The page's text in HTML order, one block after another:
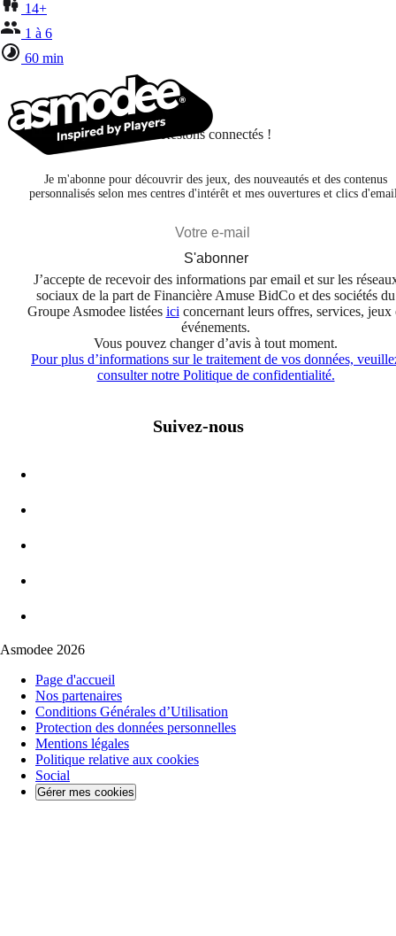
14+
1 à 6
60 min
Restons connectés !
Je m'abonne pour découvrir des jeux, des nouveautés et des contenus
personnalisés selon mes centres d'intérêt et mes ouvertures et clics
S'abonner
J’accepte de recevoir des informations par email et sur les
sociaux de la part de Financière Amuse BidCo et des sociétés du
Groupe Asmodee listées ici concernant leurs offres, services, jeux
événements.
Vous pouvez changer d’avis à tout moment.
Pour plus d’informations sur le traitement de vos données,
consulter notre Politique de confidentialité.
Suivez-nous
Asmodee 2026
Page d'accueil
Nos partenaires
Conditions Générales d’Utilisation
Protection des données personnelles
Mentions légales
Politique relative aux cookies
Social
Gérer mes cookies